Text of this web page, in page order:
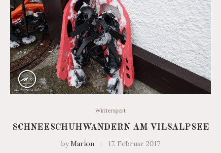
Wintersport
SCHNEESCHUHWANDERN AM VILSALPSEE
byMarion 17. Februar 2017